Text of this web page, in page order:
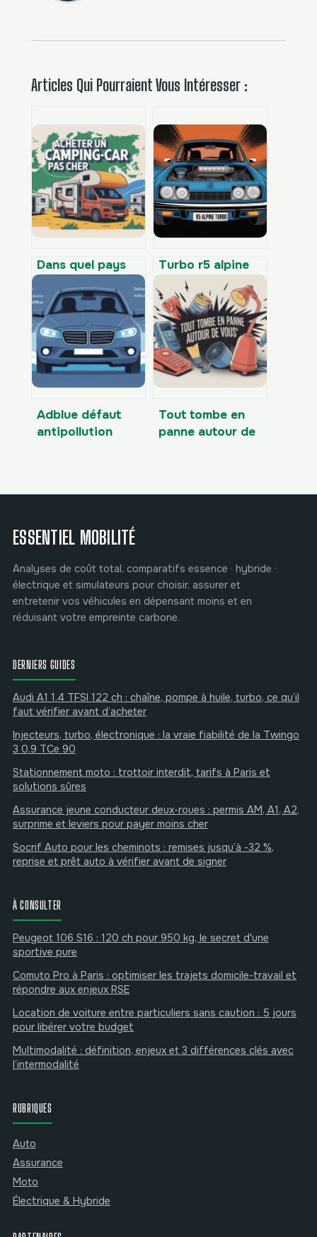
Articles Qui Pourraient Vous Intéresser :
Dans quel pays
camping-car pas
cher sans
mauvaises
surprises
Turbo r5 alpine
turbo : guide
complet pour
optimiser et
fiabiliser
Adblue défaut
antipollution
faire ?
Tout tombe en
panne autour de
concrètes
ESSENTIEL MOBILITÉ
Analyses de coût total, comparatifs essence · hybride ·
électrique et simulateurs pour choisir, assurer et
entretenir vos véhicules en dépensant moins et en
réduisant votre empreinte carbone.
DERNIERS GUIDES
Audi A1 1.4 TFSI 122 ch : chaîne, pompe à huile, turbo, ce qu’il
faut vérifier avant d’acheter
Injecteurs, turbo, électronique : la vraie fiabilité de la Twingo
3 0.9 TCe 90
Stationnement moto : trottoir interdit, tarifs à Paris et
solutions sûres
Assurance jeune conducteur deux-roues : permis AM, A1, A2,
surprime et leviers pour payer moins cher
Socrif Auto pour les cheminots : remises jusqu’à -32 %,
reprise et prêt auto à vérifier avant de signer
À CONSULTER
Peugeot 106 S16 : 120 ch pour 950 kg, le secret d'une
sportive pure
Comuto Pro à Paris : optimiser les trajets domicile-travail et
répondre aux enjeux RSE
Location de voiture entre particuliers sans caution : 5 jours
pour libérer votre budget
Multimodalité : définition, enjeux et 3 différences clés avec
l’intermodalité
RUBRIQUES
Auto
Assurance
Moto
Électrique & Hybride